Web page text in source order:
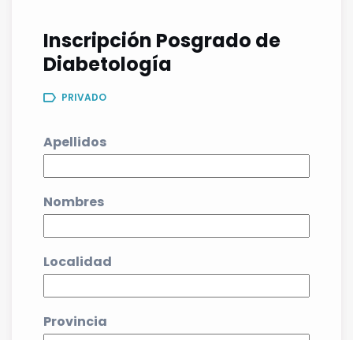
Inscripción Posgrado de
Diabetología
PRIVADO
Apellidos
Nombres
Localidad
Provincia